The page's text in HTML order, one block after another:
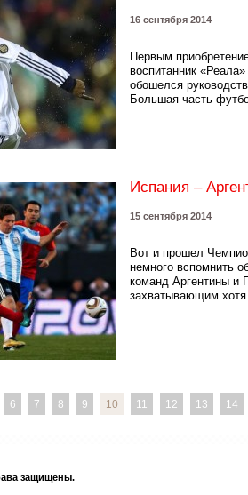
16 сентября 2014
Первым
воспитанник
обошелся
Большая часть
Испания –
15 сентября 2014
Вот и прошел
немного вспомнить
команд Аргентины и
захватывающим
6 7 8 9 10 11 12 13 14
защищены.